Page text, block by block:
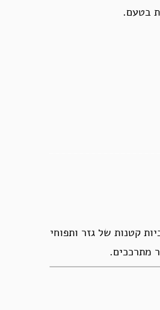
מוסיפים קוביות קטנות של גזר ותפוחי
מתרככים.